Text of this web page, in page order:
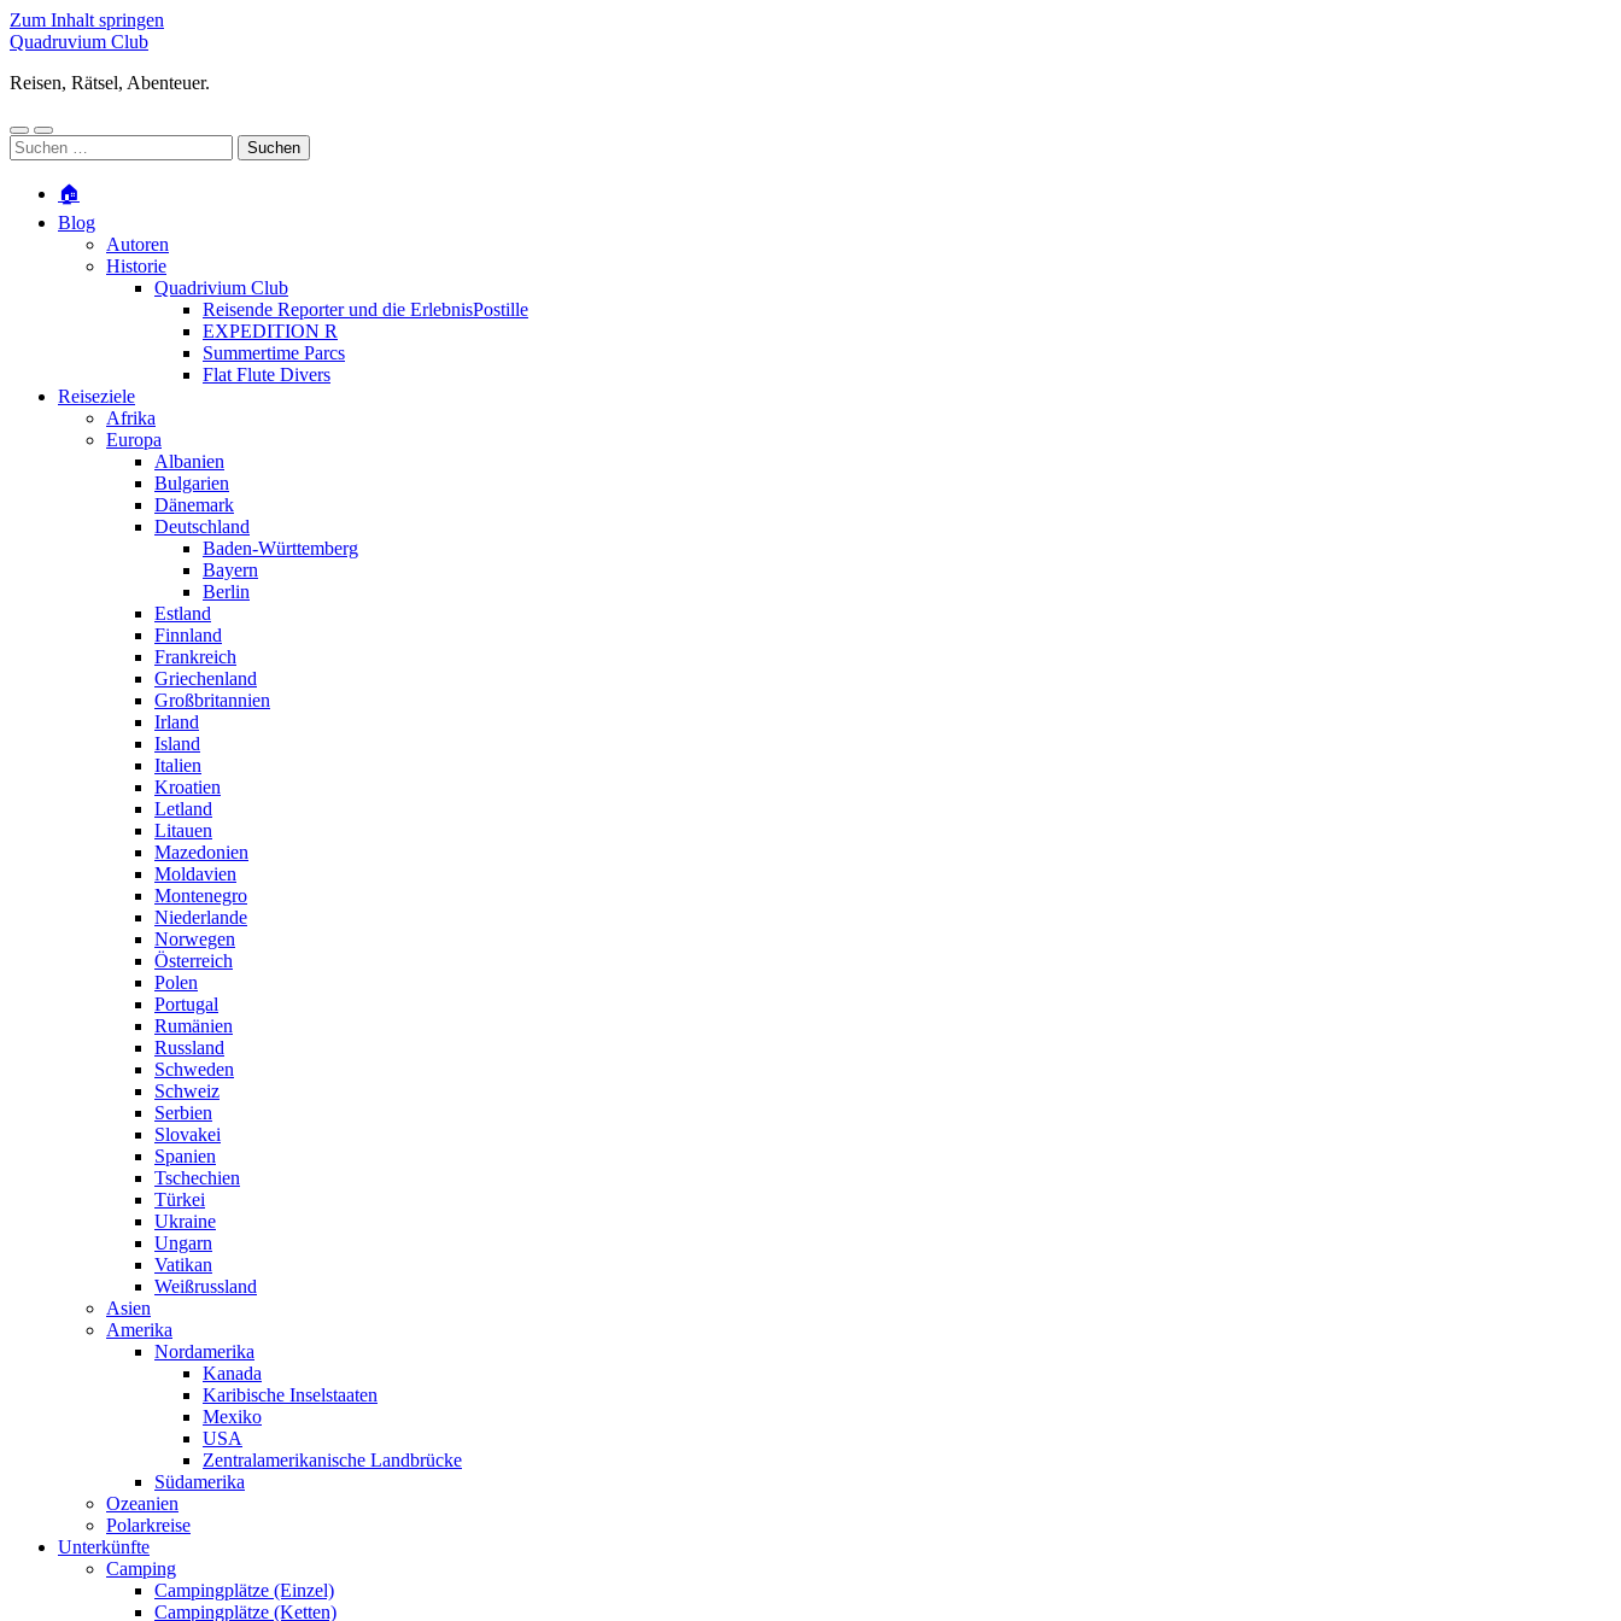
Zum Inhalt springen
Quadruvium Club
Reisen, Rätsel, Abenteuer.
Mobile-
Menü
Suchfeld
ein-/ausblenden
Suchen
nach:
🏠
Blog
Autoren
Historie
Quadrivium Club
Reisende Reporter und die ErlebnisPostille
EXPEDITION R
Summertime Parcs
Flat Flute Divers
Reiseziele
Afrika
Europa
Albanien
Bulgarien
Dänemark
Deutschland
Baden-Württemberg
Bayern
Berlin
Estland
Finnland
Frankreich
Griechenland
Großbritannien
Irland
Island
Italien
Kroatien
Letland
Litauen
Mazedonien
Moldavien
Montenegro
Niederlande
Norwegen
Österreich
Polen
Portugal
Rumänien
Russland
Schweden
Schweiz
Serbien
Slovakei
Spanien
Tschechien
Türkei
Ukraine
Ungarn
Vatikan
Weißrussland
Asien
Amerika
Nordamerika
Kanada
Karibische Inselstaaten
Mexiko
USA
Zentralamerikanische Landbrücke
Südamerika
Ozeanien
Polarkreise
Unterkünfte
Camping
Campingplätze (Einzel)
Campingplätze (Ketten)